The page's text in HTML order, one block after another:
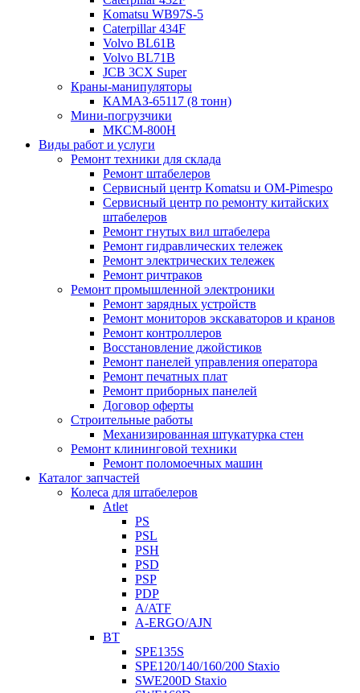
Komatsu WB97S-5
Caterpillar 434F
Volvo BL61B
Volvo BL71B
JCB 3CX Super
Краны-манипуляторы
КАМАЗ-65117 (8 тонн)
Мини-погрузчики
МКСМ-800H
Виды работ и услуги
Ремонт техники для склада
Ремонт штабелеров
Сервисный центр Komatsu и OM-Pimespo
Сервисный центр по ремонту китайских
штабелеров
Ремонт гнутых вил штабелера
Ремонт гидравлических тележек
Ремонт электрических тележек
Ремонт ричтраков
Ремонт промышленной электроники
Ремонт зарядных устройств
Ремонт мониторов экскаваторов и кранов
Ремонт контроллеров
Восстановление джойстиков
Ремонт панелей управления оператора
Ремонт печатных плат
Ремонт приборных панелей
Договор оферты
Строительные работы
Механизированная штукатурка стен
Ремонт клининговой техники
Ремонт поломоечных машин
Каталог запчастей
Колеса для штабелеров
Atlet
PS
PSL
PSH
PSD
PSP
PDP
A/ATF
A-ERGO/AJN
BT
SPE135S
SPE120/140/160/200 Staxio
SWE200D Staxio